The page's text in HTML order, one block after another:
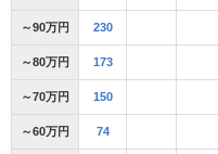
～90万円 230
～80万円 173
～70万円 150
～60万円 74